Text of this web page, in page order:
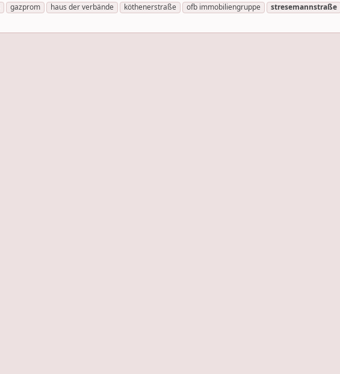
gazprom haus der verbände köthenerstraße ofb immobiliengruppe stresemannstraße